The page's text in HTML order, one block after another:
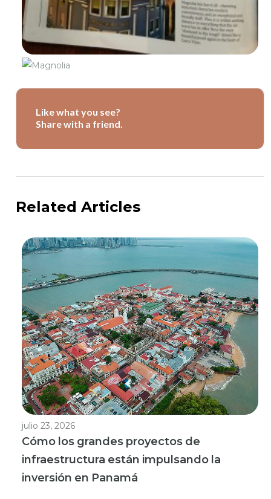
Like what you see?
Share with a friend.
Related Articles
julio 23, 2026
Cómo los grandes proyectos de
infraestructura están impulsando la
inversión en Panamá